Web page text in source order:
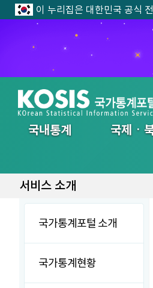
이 누리집은 대한민국 공식
국내통계 국제ㆍ
서비스 소개
국가통계포털 소개
국가통계현황